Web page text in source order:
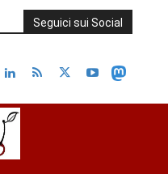
Seguici sui Social